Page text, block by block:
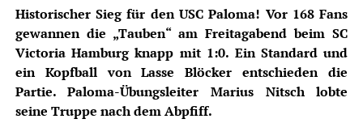
Historischer Sieg für den USC Paloma! Vor 168 Fans
gewannen die „Tauben“ am Freitagabend beim SC
Victoria Hamburg knapp mit 1:0. Ein Standard und
ein Kopfball von Lasse Blöcker entschieden die
Partie. Paloma-Übungsleiter Marius Nitsch lobte
seine Truppe nach dem Abpfiff.